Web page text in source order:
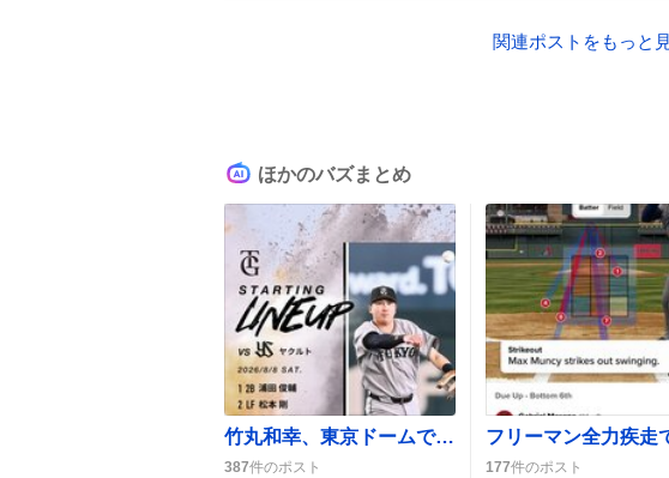
関連ポストをもっと
ほかのバズまとめ
竹丸和幸、東京ドームでの先発で押し出し四球が話題に ファンの歓喜の声が見られる
387件のポスト
177件のポスト